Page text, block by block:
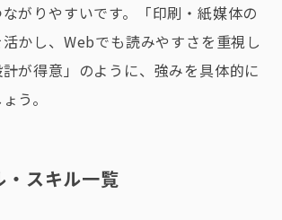
がりやすいです。「印刷・紙媒体の
かし、Webでも読みやすさを重視し
が得意」のように、強みを具体的に
う。
・スキル一覧